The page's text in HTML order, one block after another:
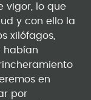
vigor, lo que
y con ello la
xilófagos,
habían
en
por